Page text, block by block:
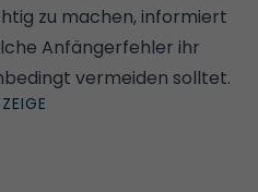
zu machen, informiert
Anfängerfehler ihr
vermeiden solltet.